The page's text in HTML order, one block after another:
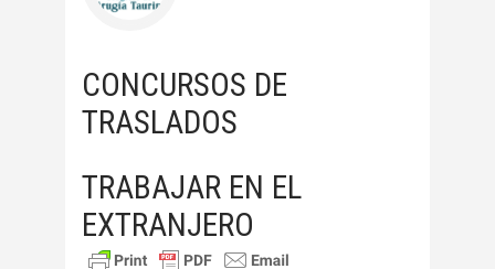
CONCURSOS DE
TRASLADOS
TRABAJAR EN EL
EXTRANJERO